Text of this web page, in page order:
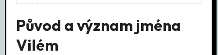
Původ a význam jména
Vilém